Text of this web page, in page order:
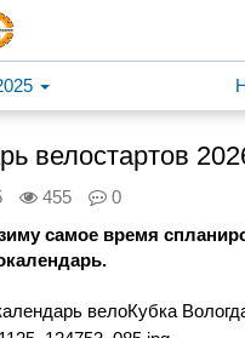
велостартов
455
0
самое время
велоКубка